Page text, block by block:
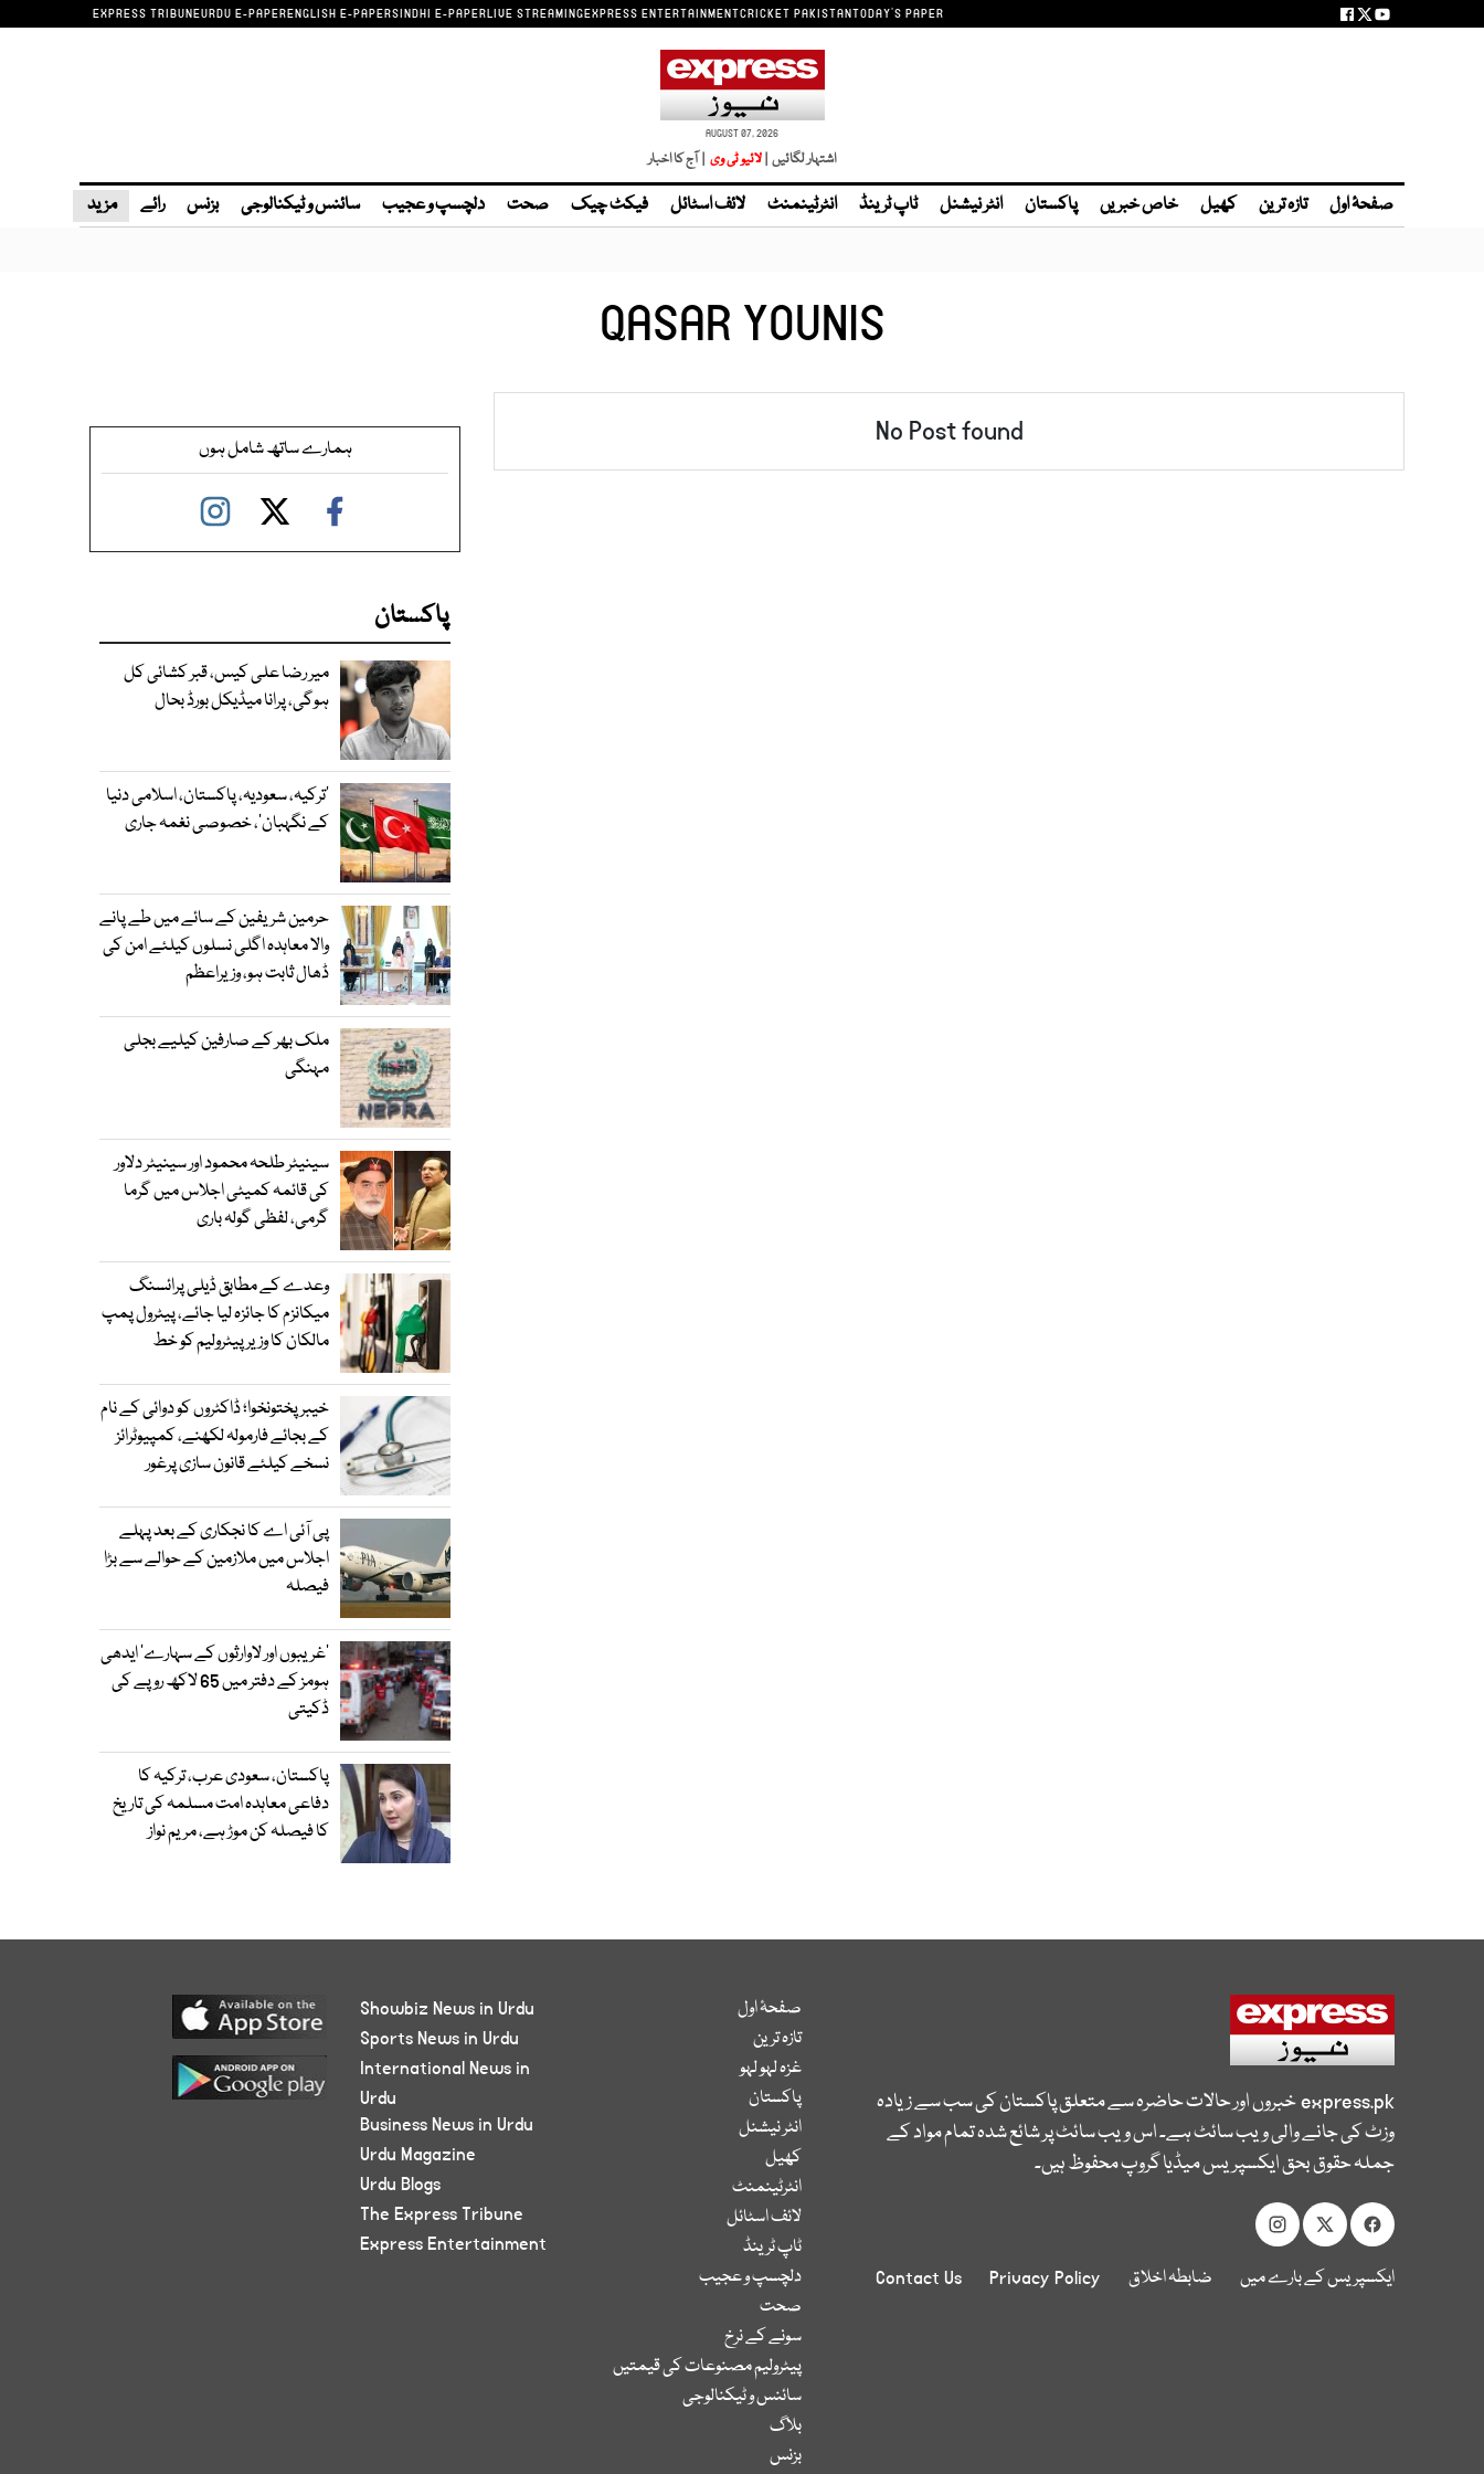
EXPRESS TRIBUNEURDU E-PAPERENGLISH E-PAPERSINDHI E-PAPERLIVE STREAMINGEXPRESS ENTERTAINMENTCRICKET PAKISTANTODAY'S PAPER
AUGUST 07, 2026
اشتہار لگائیں | | آج کا اخبار
صفحۂ اول تازہ ترین کھیل خاص خبریں پاکستان انٹر نیشنل ٹاپ ٹرینڈ انٹرٹینمنٹ لائف اسٹائل فیکٹ چیک صحت دلچسپ و عجیب سائنس و ٹیکنالوجی بزنس رائے مزید
QASAR YOUNIS
No Post found ہمارے ساتھ شامل ہوں
پاکستان
میر رضا علی کیس، قبر کشائی کل
ہوگی، پرانا میڈیکل بورڈ بحال
‘ترکیہ، سعودیہ، پاکستان، اسلامی دنیا
کے نگہبان’، خصوصی نغمہ جاری
حرمین شریفین کے سائے میں طے پانے
والا معاہدہ اگلی نسلوں کیلئے امن کی
ڈھال ثابت ہو، وزیراعظم
ملک بھر کے صارفین کیلیے بجلی
مہنگی
سینیٹر طلحہ محمود اور سینیٹر دلاور
کی قائمہ کمیٹی اجلاس میں گرما
گرمی، لفظی گولہ باری
وعدے کے مطابق ڈیلی پرائسنگ
میکانزم کا جائزہ لیا جائے، پیٹرول پمپ
مالکان کا وزیرپیٹرولیم کو خط
خیبرپختونخوا؛ ڈاکٹروں کو دوائی کے نام
کے بجائے فارمولہ لکھنے، کمپیوٹرائز
نسخے کیلئے قانون سازی پرغور
پی آئی اے کا نجکاری کے بعد پہلے
اجلاس میں ملازمین کے حوالے سے بڑا
فیصلہ
’غریبوں اور لاوارثوں کے سہارے‘ ایدھی
ہومز کے دفتر میں 65 لاکھ روپے کی
ڈکیتی
پاکستان، سعودی عرب، ترکیہ کا
دفاعی معاہدہ امت مسلمہ کی تاریخ
کا فیصلہ کن موڑ ہے، مریم نواز
express.pkخبروں اور حالات حاضرہ سے متعلق پاکستان کی سب سے زیادہ
وزٹ کی جانے والی ویب سائٹ ہے۔ اس ویب سائٹ پر شائع شدہ تمام مواد کے
جملہ حقوق بحق ایکسپریس میڈیا گروپ محفوظ ہیں۔
ایکسپریس کے بارے میں ضابطہ اخلاق Privacy Policy
Contact Us
صفحۂ اول
تازہ ترین
غزہ لہو لہو
پاکستان
انٹر نیشنل
کھیل
انٹرٹینمنٹ
لائف اسٹائل
ٹاپ ٹرینڈ
دلچسپ و عجیب
صحت
سونے کے نرخ
پیٹرولیم مصنوعات کی قیمتیں
سائنس و ٹیکنالوجی
بلاگ
بزنس
Showbiz News in Urdu
Sports News in Urdu
International News in
Urdu
Business News in Urdu
Urdu Magazine
Urdu Blogs
The Express Tribune
Express Entertainment